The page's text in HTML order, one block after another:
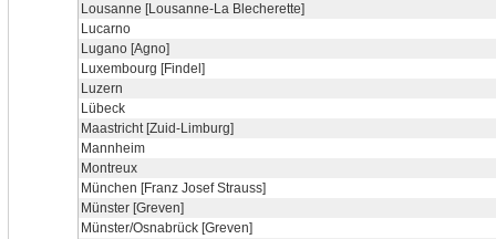
Lousanne [Lousanne-La Blecherette]
Lucarno
Lugano [Agno]
Luxembourg [Findel]
Luzern
Lübeck
Maastricht [Zuid-Limburg]
Mannheim
Montreux
München [Franz Josef Strauss]
Münster [Greven]
Münster/Osnabrück [Greven]